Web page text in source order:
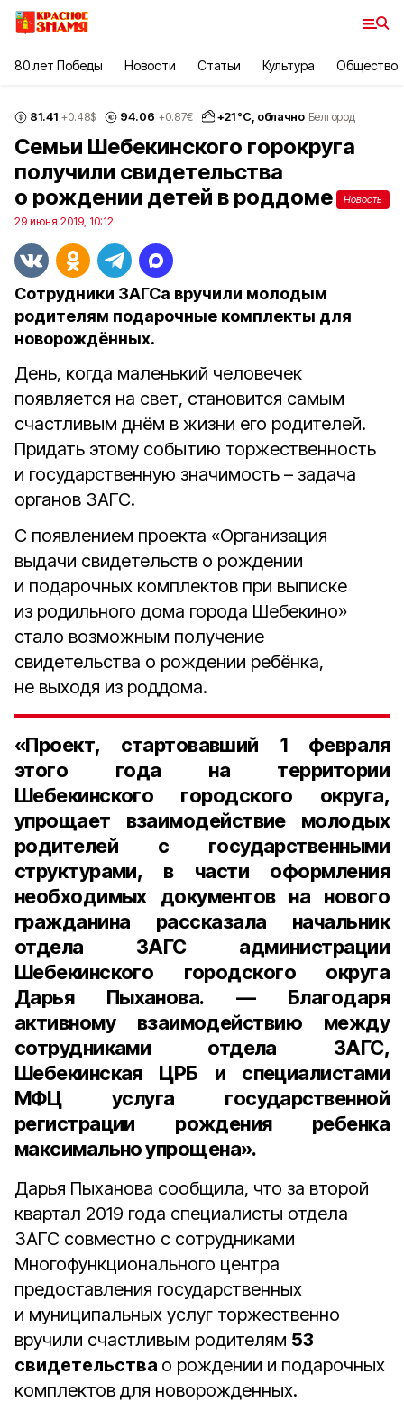
80 лет Победы Новости Статьи Культура Общество
81.41 +0.48$ 94.06 +0.87€ +21°С, облачно Белгород
Семьи Шебекинского горокруга
получили свидетельства
о рождении детей в роддоме
Новость
29 июня 2019, 10:12
Сотрудники ЗАГСа вручили молодым
родителям подарочные комплекты для
новорождённых.
День, когда маленький человечек
появляется на свет, становится самым
счастливым днём в жизни его родителей.
Придать этому событию торжественность
и государственную значимость – задача
органов ЗАГС.
С появлением проекта «Организация
выдачи свидетельств о рождении
и подарочных комплектов при выписке
из родильного дома города Шебекино»
стало возможным получение
свидетельства о рождении ребёнка,
не выходя из роддома.
«Проект, стартовавший 1 февраля
этого года на территории
Шебекинского городского округа,
упрощает взаимодействие молодых
родителей с государственными
структурами, в части оформления
необходимых документов на нового
гражданина рассказала начальник
отдела ЗАГС администрации
Шебекинского городского округа
Дарья Пыханова. — Благодаря
активному взаимодействию между
сотрудниками отдела ЗАГС,
Шебекинская ЦРБ и специалистами
МФЦ услуга государственной
регистрации рождения ребенка
максимально упрощена».
Дарья Пыханова сообщила, что за второй
квартал 2019 года специалисты отдела
ЗАГС совместно с сотрудниками
Многофункционального центра
предоставления государственных
и муниципальных услуг торжественно
вручили счастливым родителям 53
свидетельства о рождении и подарочных
комплектов для новорожденных.